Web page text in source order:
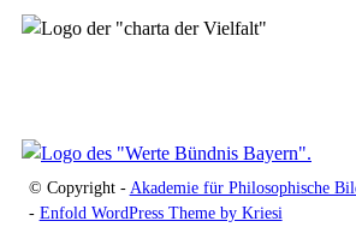
© Copyright - Akademie für Philosophische
- Enfold WordPress Theme by Kriesi